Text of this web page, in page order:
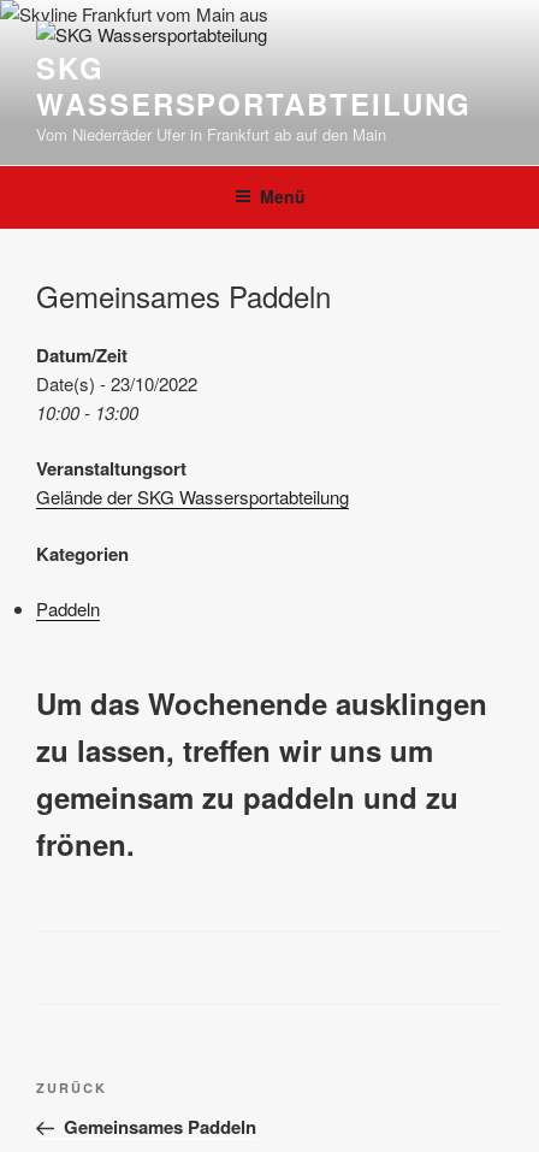
Zum
Inhalt
springenSKG
WASSERSPORTABTEILUNG
Vom Niederräder Ufer in Frankfurt ab auf den Main
Menü
Gemeinsames Paddeln
Datum/Zeit
Date(s) - 23/10/2022
10:00 - 13:00
Veranstaltungsort
Gelände der SKG Wassersportabteilung
Kategorien
Paddeln
Um das Wochenende ausklingen
zu lassen, treffen wir uns um
gemeinsam zu paddeln und zu
frönen.
Beitragsnavigation
Vorheriger
Beitrag
ZURÜCK
Gemeinsames Paddeln